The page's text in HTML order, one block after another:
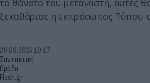
το θάνατο του μετανάστη, αυτές
ξεκαθάρισε η εκπρόσωπος Τύπου
Συντακτική
Ομάδα
Flash.gr
28.09.2024 10:17